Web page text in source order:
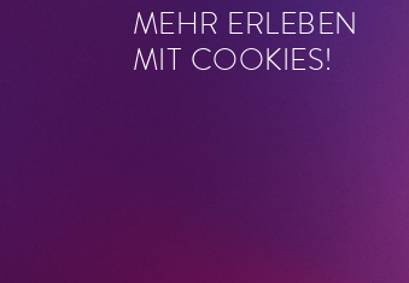
MEHR ERLEBEN
MIT COOKIES!